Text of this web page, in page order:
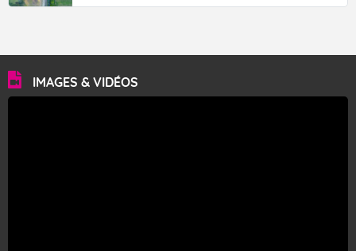
IMAGES & VIDÉOS